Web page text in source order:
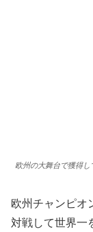
欧州の大舞台で獲得し
欧州チャンピオ
対戦して世界一